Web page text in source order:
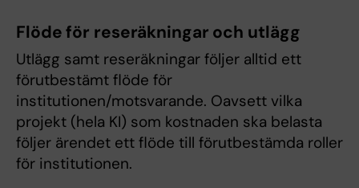
Flöde för reseräkningar och utlägg
Utlägg samt reseräkningar följer alltid ett
förutbestämt flöde för
institutionen/motsvarande. Oavsett vilka
projekt (hela KI) som kostnaden ska belasta
följer ärendet ett flöde till förutbestämda roller
för institutionen.